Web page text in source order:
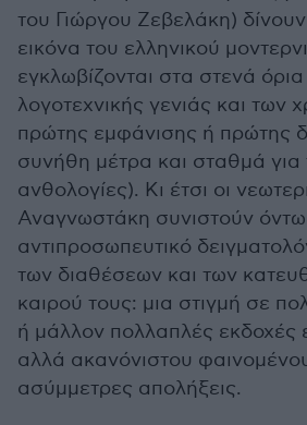
του Γιώργου Ζεβελάκη)
εικόνα του ελληνικού
εγκλωβίζονται στα στενά όρια
λογοτεχνικής γενιάς και των
πρώτης εμφάνισης ή πρώτης
συνήθη μέτρα και σταθμά για
ανθολογίες). Κι έτσι οι
Αναγνωστάκη συνιστούν
αντιπροσωπευτικό
των διαθέσεων και των
καιρού τους: μια στιγμή σε
ή μάλλον πολλαπλές εκδοχές
αλλά ακανόνιστου
ασύμμετρες απολήξεις.